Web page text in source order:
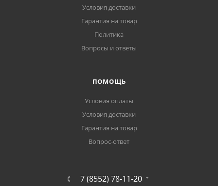
Условия доставки
Гарантия на товар
Политика
Вопросы и ответы
ПОМОЩЬ
Условия оплаты
Условия доставки
Гарантия на товар
Вопрос-ответ
7 (8552) 78-11-20